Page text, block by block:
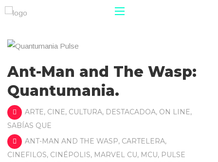
Ant-Man and The Wasp:
Quantumania.
ARTE, CINE, CULTURA, DESTACADOA, ON LINE,
SABÍAS QUE
ANT-MAN AND THE WASP, CARTELERA,
CINEFILOS, CINÉPOLIS, MARVEL CU, MCU, PULSE